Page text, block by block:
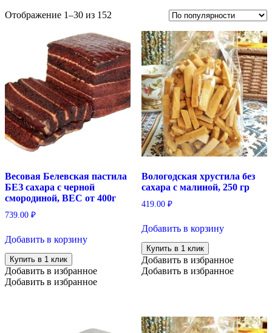
Отображение 1–30 из 152
Весовая Белевская пастила
БЕЗ сахара с черной
смородиной, ВЕС от 400г
739.00 ₽
Добавить в корзину
Купить в 1 клик
Добавить в избранное
Добавить в избранное
Вологодская хрустила без
сахара с малиной, 250 гр
419.00 ₽
Добавить в корзину
Купить в 1 клик
Добавить в избранное
Добавить в избранное